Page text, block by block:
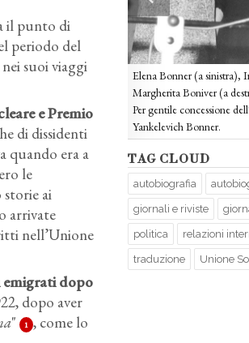
in seguito al Premio
privato di Tatiana
Elena Bonner (a sinistra),
Margherita Boniver (a
Per gentile concessione
Yankelevich Bonner.
TAG CLOUD
autobiografia
giornali e riviste
politica relazioni
traduzione Unione
il punto di
periodo del
suoi viaggi
e Premio
di dissidenti
quando era a
le
ai
arrivate
nell’Unione
dopo
dopo aver
" 1 , come lo